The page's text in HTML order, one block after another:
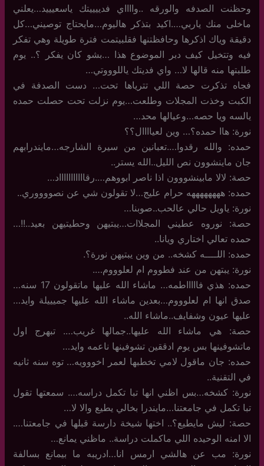
وحظنت الصدفه والورقه ..وااااي فدييييتك ياسعيييد…يعلني
ماخلى منك ياربي….اكيد بتذكر هاليوم…مايحتاج توصيني…كل
دقيقة وياك اذكرها وحافظتنها فقلبيتمت فترة طويلة وهي تفكر
فيه وتتخيل كيف دبر الموضوع هذا …بشو كان يفكر ؟.. يوم
طلبتها منه قالها لا… واي فديتك ياللوووتي…
فجاه تذكرت حصة اللي تترياها تحت… دست الصدفة في
الكبت وخذت المجلات وطلعت…يوم نزلت تحت حصلت حمده
يالسه ويا حصه…وعيالها محد…
نورة: هاا حمده؟… وين لعياااال؟؟
حمده: والله رقدوا….تعبانين من سيرة الشارجه…مايندرابهم
جان ماينشوون نص الليل..الله يستر..
حصة: لالا مابينشووون اذا ناصر ابووهم….رقاااااااااااد…
حمده: ههههههههه حرام عليج…لا تقولون شي عن نصووووري..
نورة: ياويل حالي عالحب..صوبنا…
حصة: نوروه عطيني المجلاات…يبتيهن وحطيتيهن بعيد..!!…
حمده تعالي اختاري ويانا..
حمده: اللــــه كشخه.. من وين يبتيهن نورة؟.
نورة: يبتهن من عند فطووم ام لعلوووم….
حمده: هذي فاااااطمه… ماشاء الله عليها ماتقولون 17 سنه…
صدق انها ام لعلوووم…بعدين ماشاء الله عليها جميييلة وايد…
عليها عيون وشفايف..ماشاء الله..
حصة: هي ماشاء الله عليها..جمالها غريب…. تبهرج اول
ماتشوفينها بس يوم ادققين تشوفينها ناعمه وايد…
حمده: جان ماقول لامي تخطبها لعمر اخووويه… توه سنه ثانيه
في التقنية..
نورة: كشخه…بس اظني انها تبا تكمل دراسه…. سمعتها تقول
تبا تكمل في جامعتنا…مايندرا بخالي يطيع والا لا…
حصة: ليش مايطيع؟.. اختها شيخة دارسة قبلها في جامعتنا….
الا امنه الوحيده اللي ماكملت دراسة.. ماظني يمانع…
نورة: مب عن هالشي ارمس انا…ادريبه ما بيمانع بسالفة